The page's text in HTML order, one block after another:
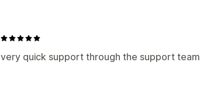
very quick support through the support team